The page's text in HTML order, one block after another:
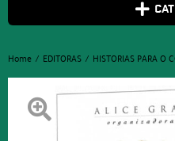
Home EDITORAS HISTORIAS PARA O